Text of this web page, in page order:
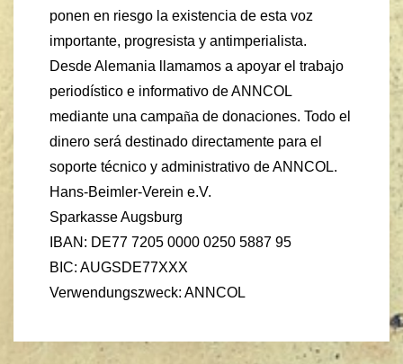
ponen en riesgo la existencia de esta voz
importante, progresista y antimperialista.
Desde Alemania llamamos a apoyar el trabajo
periodístico e informativo de ANNCOL
mediante una campaña de donaciones. Todo el
dinero será destinado directamente para el
soporte técnico y administrativo de ANNCOL.
Hans-Beimler-Verein e.V.
Sparkasse Augsburg
IBAN: DE77 7205 0000 0250 5887 95
BIC: AUGSDE77XXX
Verwendungszweck: ANNCOL